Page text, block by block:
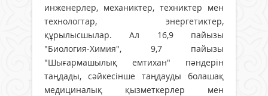
инженерлер, механиктер, техниктер мен
технологтар, энергетиктер,
құрылысшылар. Ал 16,9 пайызы
"Биология-Химия", 9,7 пайызы
"Шығармашылық емтихан" пәндерін
таңдады, сәйкесінше таңдауды болашақ
медициналық қызметкерлер мен